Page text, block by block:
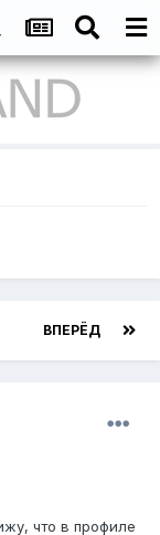
ВПЕРЁД
что в профиле